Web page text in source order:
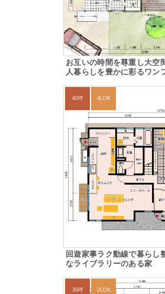
お互いの時間を尊重し大空
人暮らしを豊かに彩るワン
40坪 4LDK
回遊家事ラク動線で暮らし
なライブラリーのある家
30坪 2LDK